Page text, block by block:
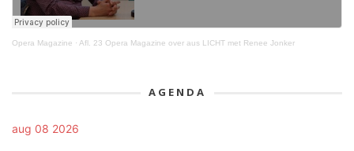
Opera Magazine · Afl. 23 Opera Magazine over aus LICHT met Renee Jonker
AGENDA
aug 08 2026